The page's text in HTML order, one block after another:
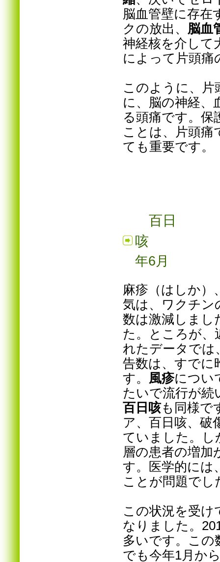
脳血管壁に存在
クの放出、 脳血
神経核を介して
によって片頭痛
このように、片
に、脳の神経、
る頭痛です。保
ことは、片頭
ても重要です。
百日
咳
年6月
麻疹（はしか）
気は、ワクチン
数は激減しまし
た。ところが、
れたデータでは
告数は、すでに
す。 風疹につい
たいで流行が続
百日咳も同様で
ア、百日咳、破
ていました。し
層の患者の増加
す。医学的には
ことが問題でし
この状況を受け
なりました。
多いです。この
でも今年1月か